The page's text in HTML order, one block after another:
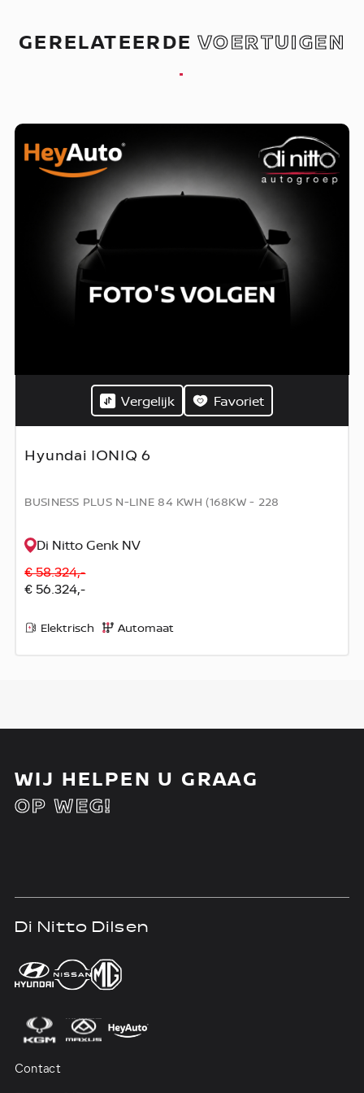
GERELATEERDEVOERTUIGEN
.
Vergelijk Favoriet
Hyundai IONIQ 6
BUSINESS PLUS N-LINE 84 KWH (168KW - 228
Di Nitto Genk NV
€ 58.324,-
€ 56.324,-
Elektrisch Automaat
WIJ HELPEN U GRAAG
OP WEG!
Di Nitto Dilsen
Contact